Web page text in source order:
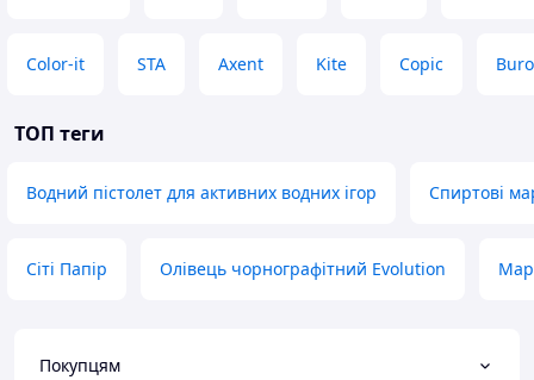
Color-it STA Axent Kite Copic
ТОП теги
Водний пістолет для активних водних ігор Спиртові
Сіті Папір Олівець чорнографітний Evolution
Покупцям